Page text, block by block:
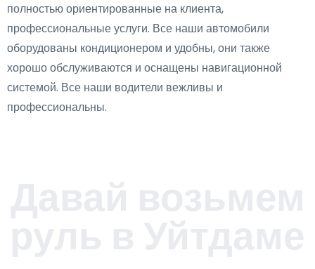
полностью ориентированные на клиента,
профессиональные услуги. Все наши автомобили
оборудованы кондиционером и удобны, они также
хорошо обслуживаются и оснащены навигационной
системой. Все наши водители вежливы и
профессиональны.